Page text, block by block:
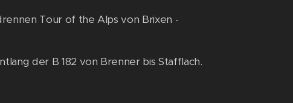
Tour of the Alps von Brixen -
der B 182 von Brenner bis Stafflach.